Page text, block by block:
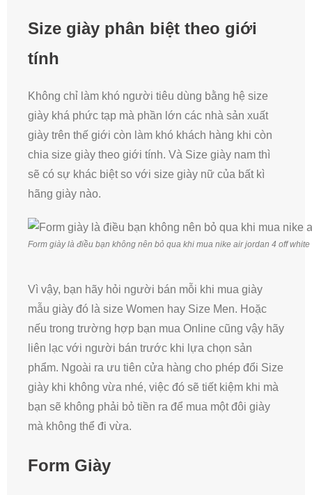
Size giày phân biệt theo giới
tính
Không chỉ làm khó người tiêu dùng bằng hệ size
giày khá phức tạp mà phần lớn các nhà sản xuất
giày trên thế giới còn làm khó khách hàng khi còn
chia size giày theo giới tính. Và Size giày nam thì
sẽ có sự khác biệt so với size giày nữ của bất kì
hãng giày nào.
Form giày là điều bạn không nên bỏ qua khi mua nike air jordan 4 off white
Vì vậy, bạn hãy hỏi người bán mỗi khi mua giày
mẫu giày đó là size Women hay Size Men. Hoặc
nếu trong trường hợp bạn mua Online cũng vậy hãy
liên lạc với người bán trước khi lựa chọn sản
phẩm. Ngoài ra ưu tiên cửa hàng cho phép đổi Size
giày khi không vừa nhé, việc đó sẽ tiết kiệm khi mà
bạn sẽ không phải bỏ tiền ra để mua một đôi giày
mà không thể đi vừa.
Form Giày